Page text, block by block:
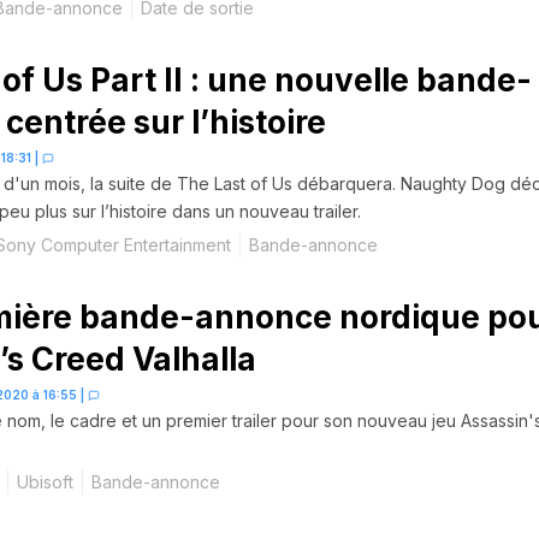
annonce Date de sortie
Us Part II : une nouvelle bande-
sur l’histoire
d'un mois, la suite de The Last of Us débarquera. Naughty Dog
plus sur l’histoire dans un nouveau trailer.
Computer Entertainment Bande-annonce
bande-annonce nordique
Creed Valhalla
à 16:55
le cadre et un premier trailer pour son nouveau jeu
Ubisoft Bande-annonce